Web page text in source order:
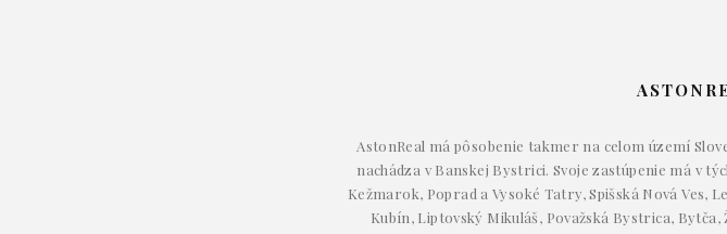
AstonReal má pôsobenie takmer na celom území
nachádza v Banskej Bystrici. Svoje zastúpenie má v
Kežmarok, Poprad a Vysoké Tatry, Spišská Nová Ves,
Kubín, Liptovský Mikuláš, Považská Bystrica,